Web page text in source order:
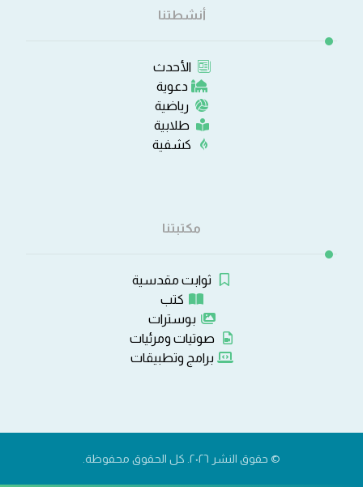
أنشطتنا
الأحدث
دعوية
رياضية
طلابية
كشفية
مكتبتنا
ثوابت مقدسية
كتب
بوسترات
صوتيات ومرئيات
برامج وتطبيقات
© حقوق النشر ٢٠٢٦. كل الحقوق محفوظة.